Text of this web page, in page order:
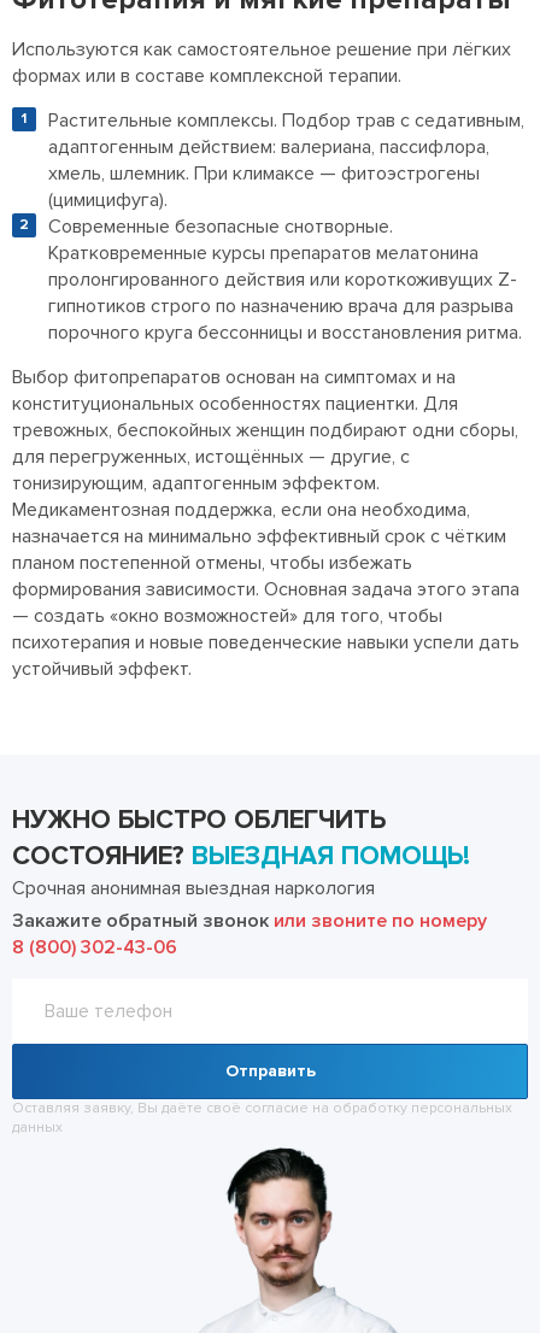
Используются как самостоятельное решение при лёгких
формах или в составе комплексной терапии.
Растительные комплексы. Подбор трав с седативным,
адаптогенным действием: валериана, пассифлора,
хмель, шлемник. При климаксе — фитоэстрогены
(цимицифуга).
Современные безопасные снотворные.
Кратковременные курсы препаратов мелатонина
пролонгированного действия или короткоживущих Z-
гипнотиков строго по назначению врача для разрыва
порочного круга бессонницы и восстановления ритма.
Выбор фитопрепаратов основан на симптомах и на
конституциональных особенностях пациентки. Для
тревожных, беспокойных женщин подбирают одни сборы,
для перегруженных, истощённых — другие, с
тонизирующим, адаптогенным эффектом.
Медикаментозная поддержка, если она необходима,
назначается на минимально эффективный срок с чётким
планом постепенной отмены, чтобы избежать
формирования зависимости. Основная задача этого этапа
— создать «окно возможностей» для того, чтобы
психотерапия и новые поведенческие навыки успели дать
устойчивый эффект.
НУЖНО БЫСТРО ОБЛЕГЧИТЬ
СОСТОЯНИЕ? ВЫЕЗДНАЯ ПОМОЩЬ!
Срочная анонимная выездная наркология
Закажите обратный звонок или звоните по номеру
8 (800) 302-43-06
Отправить
Оставляя заявку, Вы даёте своё согласие на обработку персональных
данных